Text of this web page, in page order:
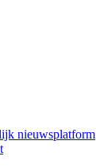
nieuwsplatform